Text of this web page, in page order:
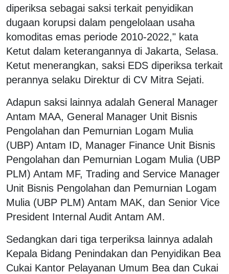
diperiksa sebagai saksi terkait penyidikan
dugaan korupsi dalam pengelolaan usaha
komoditas emas periode 2010-2022," kata
Ketut dalam keterangannya di Jakarta, Selasa.
Ketut menerangkan, saksi EDS diperiksa terkait
perannya selaku Direktur di CV Mitra Sejati.
Adapun saksi lainnya adalah General Manager
Antam MAA, General Manager Unit Bisnis
Pengolahan dan Pemurnian Logam Mulia
(UBP) Antam ID, Manager Finance Unit Bisnis
Pengolahan dan Pemurnian Logam Mulia (UBP
PLM) Antam MF, Trading and Service Manager
Unit Bisnis Pengolahan dan Pemurnian Logam
Mulia (UBP PLM) Antam MAK, dan Senior Vice
President Internal Audit Antam AM.
Sedangkan dari tiga terperiksa lainnya adalah
Kepala Bidang Penindakan dan Penyidikan Bea
Cukai Kantor Pelayanan Umum Bea dan Cukai